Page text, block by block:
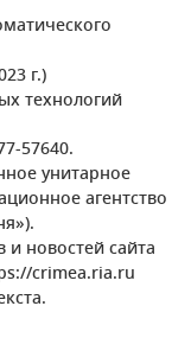
г.)
технологий
57640.
унитарное
агентство
новостей сайта
crimea.ria.ru